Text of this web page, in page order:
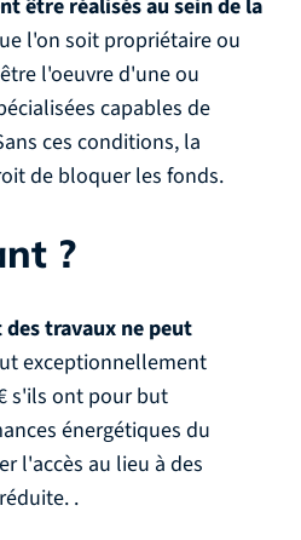
être réalisés au sein de la
l'on soit propriétaire ou
l'oeuvre d'une ou
capables de
ces conditions, la
de bloquer les fonds.
?
travaux ne peut
exceptionnellement
s'ils ont pour but
énergétiques du
l'accès au lieu à des
.